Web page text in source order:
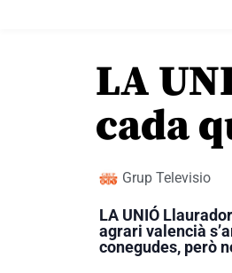
LA
cada
Grup Televisio
LA UNIÓ
agrari valencià
conegudes, però